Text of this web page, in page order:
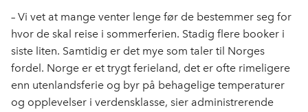
– Vi vet at mange venter lenge før de bestemmer seg for
hvor de skal reise i sommerferien. Stadig flere booker i
siste liten. Samtidig er det mye som taler til Norges
fordel. Norge er et trygt ferieland, det er ofte rimeligere
enn utenlandsferie og byr på behagelige temperaturer
og opplevelser i verdensklasse, sier administrerende